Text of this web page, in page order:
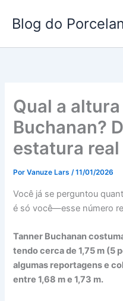
para
conteúdo
Blog do
Qual a
Buchanan?
estatura
PorVanuze Lars/11/01/2026
Você já se perguntou
é só você—esse número
Tanner Buchanan
tendo cerca de 1,75 m (5
algumas reportagens e
entre 1,68 m e 1,73 m.